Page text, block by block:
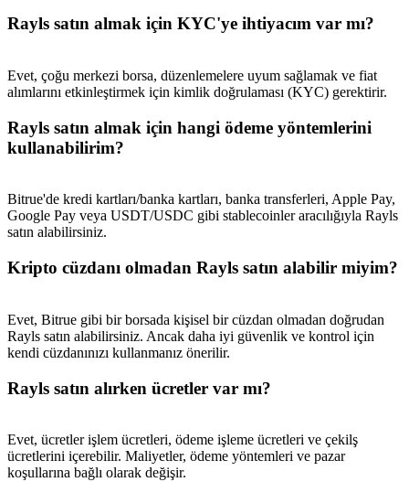
Rayls satın almak için KYC'ye ihtiyacım var mı?
Evet, çoğu merkezi borsa, düzenlemelere uyum sağlamak ve fiat
alımlarını etkinleştirmek için kimlik doğrulaması (KYC) gerektirir.
Rayls satın almak için hangi ödeme yöntemlerini
kullanabilirim?
Bitrue'de kredi kartları/banka kartları, banka transferleri, Apple Pay,
Google Pay veya USDT/USDC gibi stablecoinler aracılığıyla Rayls
satın alabilirsiniz.
Kripto cüzdanı olmadan Rayls satın alabilir miyim?
Evet, Bitrue gibi bir borsada kişisel bir cüzdan olmadan doğrudan
Rayls satın alabilirsiniz. Ancak daha iyi güvenlik ve kontrol için
kendi cüzdanınızı kullanmanız önerilir.
Rayls satın alırken ücretler var mı?
Evet, ücretler işlem ücretleri, ödeme işleme ücretleri ve çekilş
ücretlerini içerebilir. Maliyetler, ödeme yöntemleri ve pazar
koşullarına bağlı olarak değişir.